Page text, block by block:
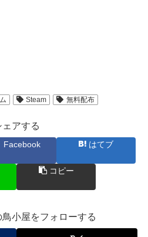
Steam 無料配布
ェアする
Facebook はてブ
コピー
小屋をフォローする